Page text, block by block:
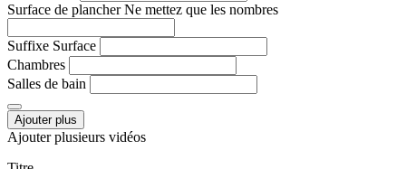
Surface de plancherNe mettez que les nombres
Suffixe Surface
Chambres
Salles de bain
Ajouter plus
Ajouter plusieurs vidéos